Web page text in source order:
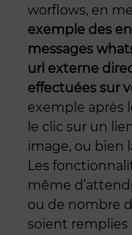
worflows, en
exemple des
messages
url externe
effectuées sur
exemple après
le clic sur un
image, ou bien
Les
même
ou de nombre
soient remplies